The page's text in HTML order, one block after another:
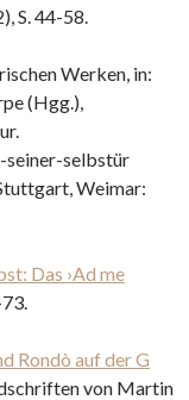
S. 44-58.
Werken, in:
(Hgg.),
seiner-selbstür
Weimar:
Das ›Ad me
Rondò auf der G
von Martin